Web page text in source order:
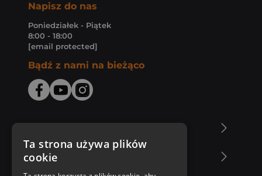
Napisz do nas
Poniedziałek - Piątek
8:00 - 18:00
[email protected]
Bądź z nami na bieżąco
Zakupy u nas
Ta strona używa plików
cookie